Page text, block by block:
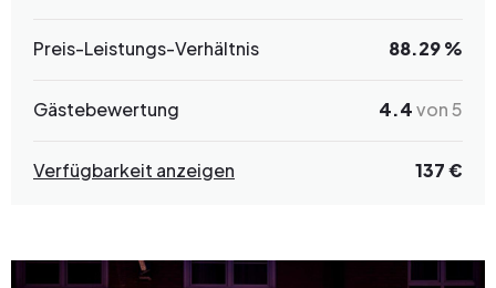
Preis-Leistungs-Verhältnis 88.29 %
Gästebewertung 4.4von 5
Verfügbarkeit anzeigen 137 €